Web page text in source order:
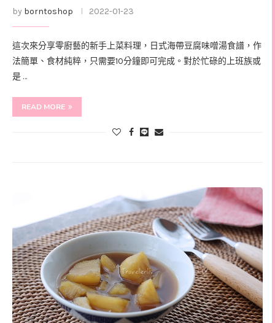
by borntoshop 2022-01-23
這次來分享零廚藝的新手上菜料理，日式海帶豆腐味噌湯食譜，作
法簡單、食材純粹，只需要10分鐘即可完成。對於忙碌的上班族或
是 …
READ MORE